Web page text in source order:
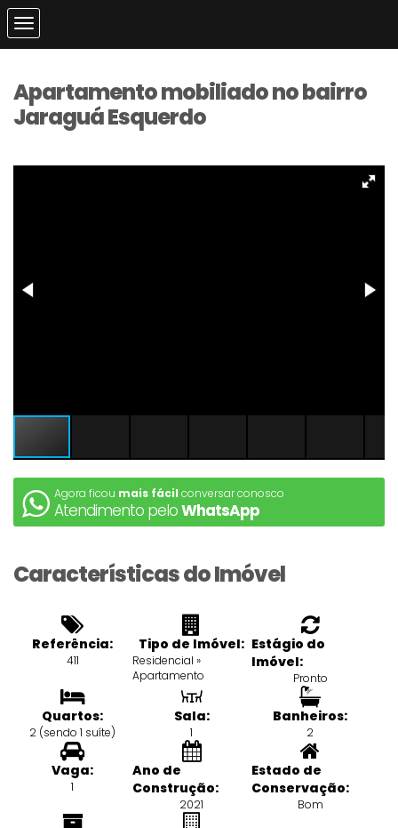
Apartamento mobiliado no bairro
Jaraguá Esquerdo
Agora ficou mais fácil conversar conosco
Atendimento peloWhatsApp
Características do Imóvel
Referência:
411
Tipo de Imóvel:
Residencial »
Apartamento
Estágio do
Imóvel:
Pronto
Quartos:
2 (sendo 1 suíte)
Sala:
1
Banheiros:
2
Vaga:
1
Ano de
Construção:
2021
Estado de
Conservação:
Bom